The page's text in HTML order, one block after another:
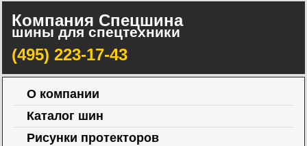
Компания Спецшина
шины для спецтехники
(495) 223-17-43
О компании
Каталог шин
Рисунки протекторов